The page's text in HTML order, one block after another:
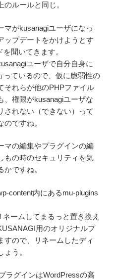
ルールと同じ。
マがkusanagiユーザになっ
ップデートをかけようとす
聞いてきます。
ユーザで自分自身に
っているので、仮に脆弱性の
それらが他のPHPファイル
、権限がkusanagiユーザな
されない（できない）って
ですね。
マの編集やプラグインの編
もの時のセキュリティを気
ですね。
content内にあるmu-plugins
ームしてまるっと置き換え
用のオリジナルプ
すので、リネームしたディ
う。
ラグインはWordPressの高